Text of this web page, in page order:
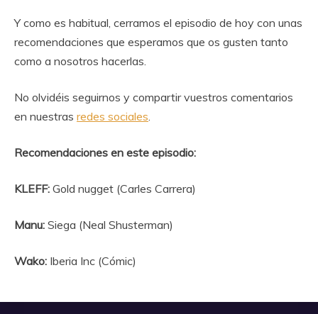
Y como es habitual, cerramos el episodio de hoy con unas
recomendaciones que esperamos que os gusten tanto
como a nosotros hacerlas.
No olvidéis seguirnos y compartir vuestros comentarios
en nuestras redes sociales.
Recomendaciones en este episodio:
KLEFF: Gold nugget (Carles Carrera)
Manu: Siega (Neal Shusterman)
Wako: Iberia Inc (Cómic)